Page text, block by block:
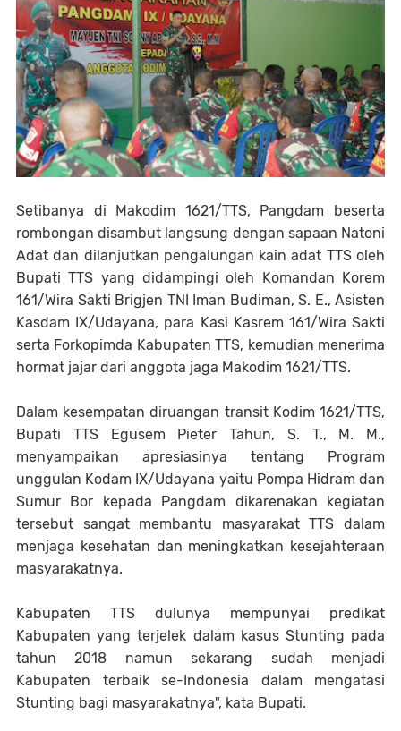
Setibanya di Makodim 1621/TTS, Pangdam beserta
rombongan disambut langsung dengan sapaan Natoni
Adat dan dilanjutkan pengalungan kain adat TTS oleh
Bupati TTS yang didampingi oleh Komandan Korem
161/Wira Sakti Brigjen TNI Iman Budiman, S. E., Asisten
Kasdam IX/Udayana, para Kasi Kasrem 161/Wira Sakti
serta Forkopimda Kabupaten TTS, kemudian menerima
hormat jajar dari anggota jaga Makodim 1621/TTS.
Dalam kesempatan diruangan transit Kodim 1621/TTS,
Bupati TTS Egusem Pieter Tahun, S. T., M. M.,
menyampaikan apresiasinya tentang Program
unggulan Kodam IX/Udayana yaitu Pompa Hidram dan
Sumur Bor kepada Pangdam dikarenakan kegiatan
tersebut sangat membantu masyarakat TTS dalam
menjaga kesehatan dan meningkatkan kesejahteraan
masyarakatnya.
Kabupaten TTS dulunya mempunyai predikat
Kabupaten yang terjelek dalam kasus Stunting pada
tahun 2018 namun sekarang sudah menjadi
Kabupaten terbaik se-Indonesia dalam mengatasi
Stunting bagi masyarakatnya", kata Bupati.